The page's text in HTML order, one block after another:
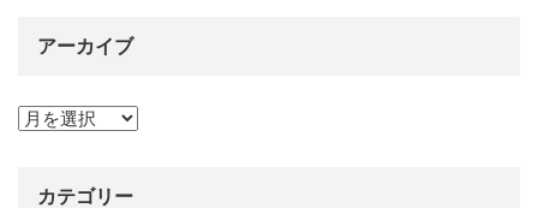
アーカイブ
アーカイブ
カテゴリー